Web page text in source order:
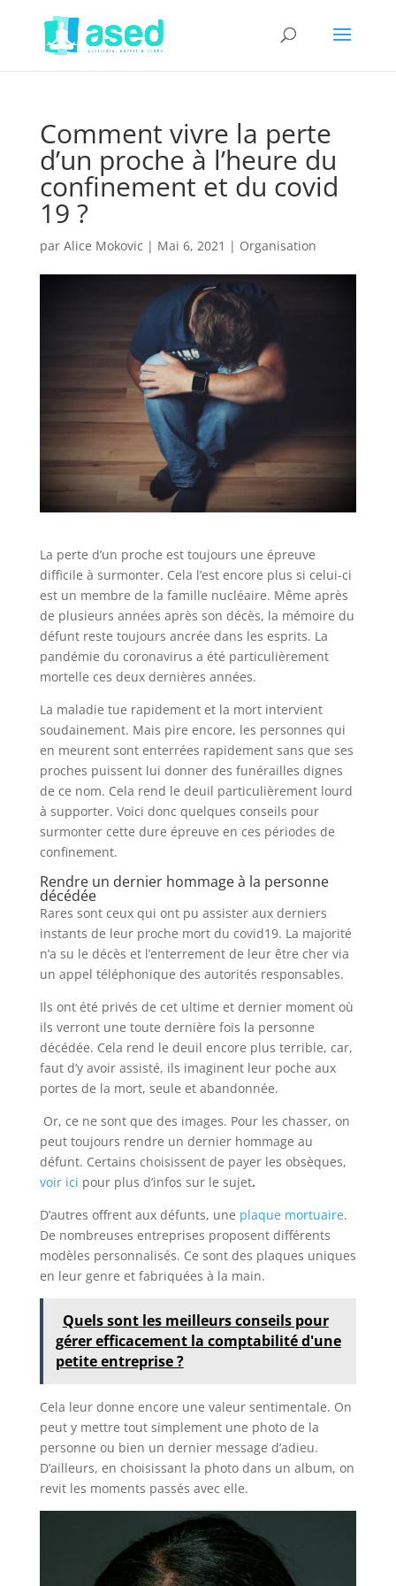
Comment vivre la perte
d’un proche à l’heure du
confinement et du covid
19 ?
par Alice Mokovic | Mai 6, 2021 | Organisation
La perte d’un proche est toujours une épreuve
difficile à surmonter. Cela l’est encore plus si celui-ci
est un membre de la famille nucléaire. Même après
de plusieurs années après son décès, la mémoire du
défunt reste toujours ancrée dans les esprits. La
pandémie du coronavirus a été particulièrement
mortelle ces deux dernières années.
La maladie tue rapidement et la mort intervient
soudainement. Mais pire encore, les personnes qui
en meurent sont enterrées rapidement sans que ses
proches puissent lui donner des funérailles dignes
de ce nom. Cela rend le deuil particulièrement lourd
à supporter. Voici donc quelques conseils pour
surmonter cette dure épreuve en ces périodes de
confinement.
Rendre un dernier hommage à la personne
décédée
Rares sont ceux qui ont pu assister aux derniers
instants de leur proche mort du covid19. La majorité
n’a su le décès et l’enterrement de leur être cher via
un appel téléphonique des autorités responsables.
Ils ont été privés de cet ultime et dernier moment où
ils verront une toute dernière fois la personne
décédée. Cela rend le deuil encore plus terrible, car,
faut d’y avoir assisté, ils imaginent leur poche aux
portes de la mort, seule et abandonnée.
Or, ce ne sont que des images. Pour les chasser, on
peut toujours rendre un dernier hommage au
défunt. Certains choisissent de payer les obsèques,
voir ici pour plus d’infos sur le sujet.
D’autres offrent aux défunts, une plaque mortuaire.
De nombreuses entreprises proposent différents
modèles personnalisés. Ce sont des plaques uniques
en leur genre et fabriquées à la main.
Quels sont les meilleurs conseils pour
gérer efficacement la comptabilité d'une
petite entreprise ?
Cela leur donne encore une valeur sentimentale. On
peut y mettre tout simplement une photo de la
personne ou bien un dernier message d’adieu.
D’ailleurs, en choisissant la photo dans un album, on
revit les moments passés avec elle.